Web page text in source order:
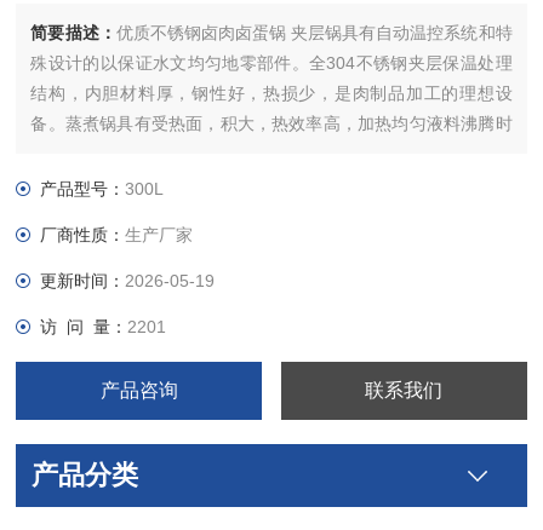
简要描述： 优质不锈钢卤肉卤蛋锅 夹层锅具有自动温控系统和特
殊设计的以保证水文均匀地零部件。全304不锈钢夹层保温处理
结构，内胆材料厚，钢性好，热损少，是肉制品加工的理想设
备。蒸煮锅具有受热面，积大，热效率高，加热均匀液料沸腾时
锈钢制造，配有压力表和安全阀，外形美观，安装容易，操作方
温烫伤。
产品型号：300L
厂商性质：生产厂家
更新时间： 2026-05-19
访 问 量： 2201
产品咨询 联系我们
产品分类